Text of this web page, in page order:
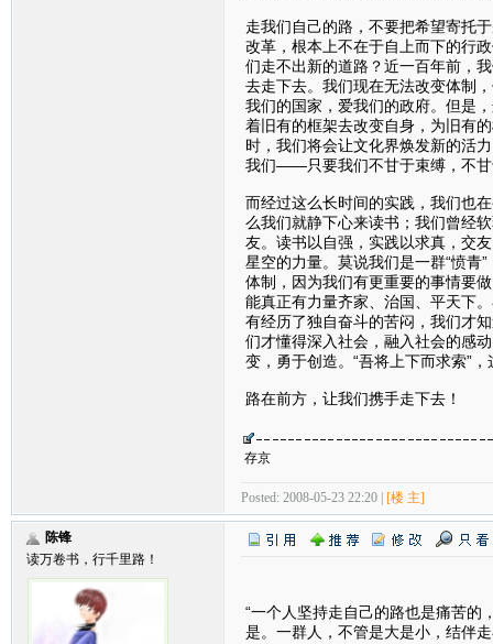
走我们自己的路，不要把希望寄托
改革，根本上不在于自上而下的行
们走不出新的道路？近一百年前，
去走下去。我们现在无法改变体制
我们的国家，爱我们的政府。但是
着旧有的框架去改变自身，为旧有
时，我们将会让文化界焕发新的活
我们——只要我们不甘于束缚，不甘
而经过这么长时间的实践，我们也
么我们就静下心来读书；我们曾经
友。读书以自强，实践以求真，交
星空的力量。莫说我们是一群“愤青
体制，因为我们有更重要的事情要
能真正有力量齐家、治国、平天下
有经历了独自奋斗的苦闷，我们才
们才懂得深入社会，融入社会的感
变，勇于创造。“吾将上下而求索”
路在前方，让我们携手走下去！
存京
Posted: 2008-05-23 22:20 | [楼 主]
陈锋
读万卷书，行千里路！
“一个人坚持走自己的路也是痛苦的
是。一群人，不管是大是小，结伴